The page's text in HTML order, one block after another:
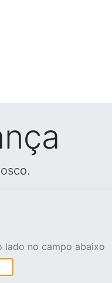
lado no campo abaixo